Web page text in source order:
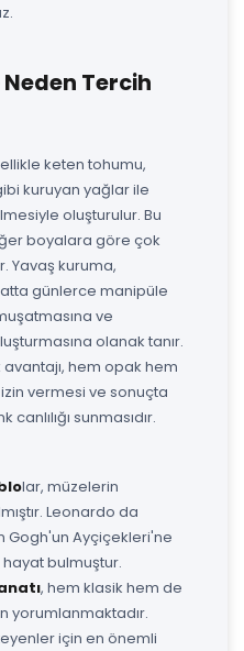
Tercih
keten tohumu,
kuruyan yağlar ile
oluşturulur. Bu
boyalara göre çok
Yavaş kuruma,
günlerce manipüle
ve
olanak tanır.
avantajı, hem opak hem
vermesi ve sonuçta
sunmasıdır.
lar, müzelerin
Leonardo da
Gogh'un Ayçiçekleri'ne
hayat bulmuştur.
, hem klasik hem de
yorumlanmaktadır.
için en önemli